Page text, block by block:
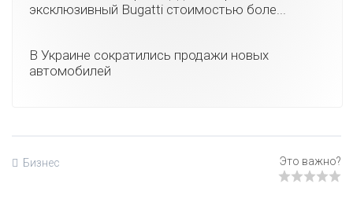
эксклюзивный Bugatti стоимостью боле...
В Украине сократились продажи новых
автомобилей
Бизнес